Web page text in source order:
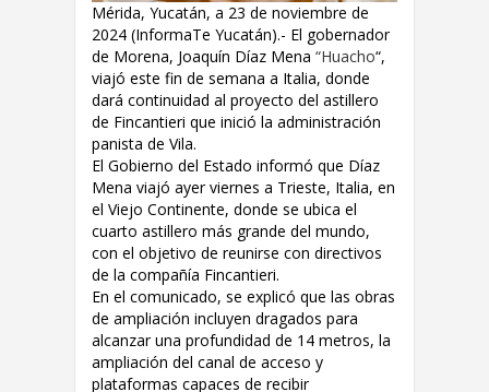
Mérida, Yucatán, a 23 de noviembre de
2024 (InformaTe Yucatán).- El gobernador
de Morena, Joaquín Díaz Mena “Huacho“,
viajó este fin de semana a Italia, donde
dará continuidad al proyecto del astillero
de Fincantieri que inició la administración
panista de Vila.
El Gobierno del Estado informó que Díaz
Mena viajó ayer viernes a Trieste, Italia, en
el Viejo Continente, donde se ubica el
cuarto astillero más grande del mundo,
con el objetivo de reunirse con directivos
de la compañía Fincantieri.
En el comunicado, se explicó que las obras
de ampliación incluyen dragados para
alcanzar una profundidad de 14 metros, la
ampliación del canal de acceso y
plataformas capaces de recibir